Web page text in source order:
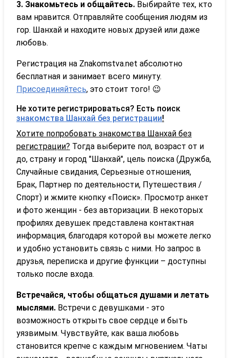
3. Знакомьтесь и общайтесь. Выбирайте тех, кто
вам нравится. Отправляйте сообщения людям из
гор. Шанхай и находите новых друзей или даже
любовь.
Регистрация на Znakomstva.net абсолютно
бесплатная и занимает всего минуту.
Присоединяйтесь, это стоит того! 😉
Не хотите регистрироваться? Есть поиск
знакомства Шанхай без регистрации!
Хотите попробовать знакомства Шанхай без
регистрации? Тогда выберите пол, возраст от и
до, страну и город "Шанхай", цель поиска (Дружба,
Случайные свидания, Серьезные отношения,
Брак, Партнер по деятельности, Путешествия /
Спорт) и жмите кнопку «Поиск». Просмотр анкет
и фото женщин - без авторизации. В некоторых
профилях девушек представлена контактная
информация, благодаря которой вы можете легко
и удобно установить связь с ними. Но запрос в
друзья, переписка и другие функции – доступны
только после входа.
Встречайся, чтобы общаться душами и летать
мыслями. Встречи с девушками - это
возможность открыть свое сердце и быть
уязвимым. Чувствуйте, как ваша любовь
становится крепче с каждым мгновением. Чаты